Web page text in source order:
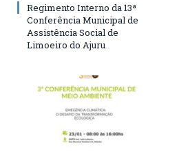
Regimento Interno da 13ª
Conferência Municipal de
Assistência Social de
Limoeiro do Ajuru